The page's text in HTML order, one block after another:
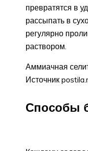
превратятся в
рассыпать в
регулярно
раствором.
Аммиачная
Источник
Способы